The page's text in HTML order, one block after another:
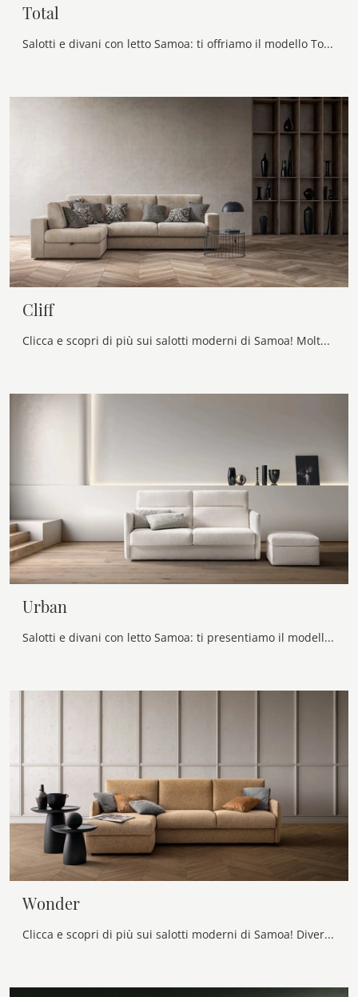
Total
Salotti e divani con letto Samoa: ti offriamo il modello Total in tessuto per completare la zona giorno.
Cliff
Clicca e scopri di più sui salotti moderni di Samoa! Molteplici modelli di divani, come Cliff, ti aspettano.
Urban
Salotti e divani con letto Samoa: ti presentiamo il modello Urban in tessuto per completare il soggiorno.
Wonder
Clicca e scopri di più sui salotti moderni di Samoa! Diversi modelli di divani, come Wonder, ti attendono.